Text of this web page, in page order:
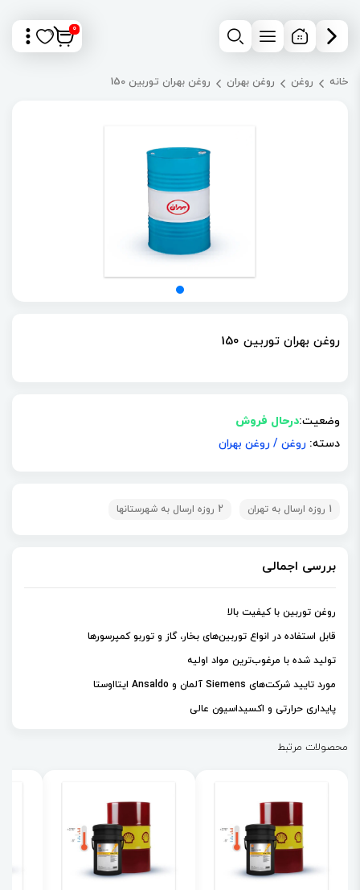
0
خانه روغن روغن بهران روغن بهران توربین 150
روغن بهران توربین 150
وضعیت:درحال فروش
دسته: روغن / روغن بهران
1 روزه ارسال به تهران 2 روزه ارسال به شهرستانها
بررسی اجمالی
روغن توربین با کیفیت بالا
قابل استفاده در انواع توربین‌های بخار، گاز و توربو کمپرسورها
تولید شده با مرغوب‌ترین مواد اولیه
مورد تایید شرکت‌های Siemens آلمان و Ansaldo ایتااوستا
پایداری حرارتی و اکسیداسیون عالی
محصولات مرتبط